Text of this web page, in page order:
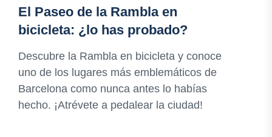
El Paseo de la Rambla en
bicicleta: ¿lo has probado?
Descubre la Rambla en bicicleta y conoce
uno de los lugares más emblemáticos de
Barcelona como nunca antes lo habías
hecho. ¡Atrévete a pedalear la ciudad!